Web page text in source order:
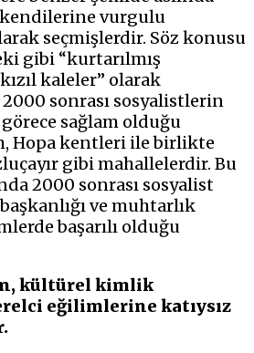
vurgulu
seçmişlerdir. Söz konusu
gibi “kurtarılmış
kaleler” olarak
sonrası sosyalistlerin
sağlam olduğu
Hopa kentleri ile birlikte
gibi mahallelerdir. Bu
2000 sonrası sosyalist
ve muhtarlık
başarılı olduğu
kültürel kimlik
eğilimlerine katıysız